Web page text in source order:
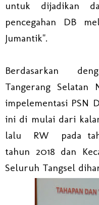
untuk dijadikan
pencegahan DB
Jumantik".
Berdasarkan
Tangerang Selatan
impelementasi PSN
ini di mulai dari
lalu RW pada
tahun 2018 dan
Seluruh Tangsel